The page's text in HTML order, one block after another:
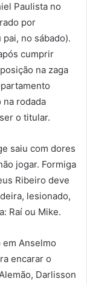
Paulista no
por
no sábado).
cumprir
na zaga
na rodada
o titular.
saiu com dores
jogar. Formiga
Ribeiro deve
lesionado,
Raí ou Mike.
Anselmo
encarar o
Darlisson